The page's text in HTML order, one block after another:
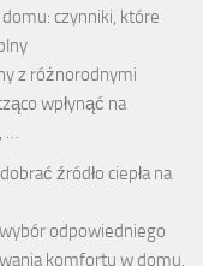
czynniki, które
z różnorodnymi
wpłynąć na
…
źródło ciepła na
odpowiedniego
komfortu w domu.